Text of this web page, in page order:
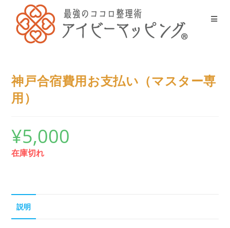
神戸合宿費用お支払い（マスター専
用）
¥5,000
在庫切れ
説明